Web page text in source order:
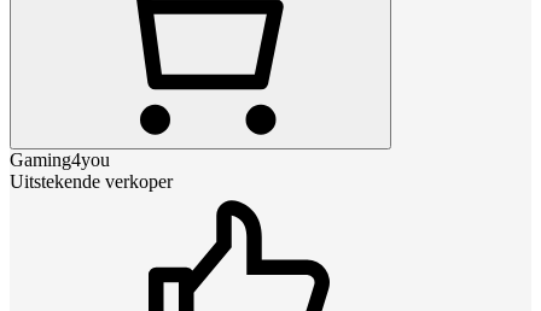
Gaming4you
Uitstekende verkoper